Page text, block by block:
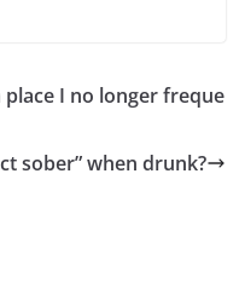
place I no longer freque
sober” when drunk?